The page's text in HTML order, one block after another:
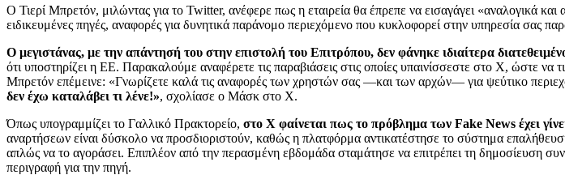
Ο Τιερί Μπρετόν, μιλώντας για το Twitter, ανέφερε πως η εταιρεία θα έπρεπε να εισαγάγει «αναλογικά
ειδικευμένες πηγές, αναφορές για δυνητικά παράνομο περιεχόμενο που κυκλοφορεί στην υπηρεσία σας
Ο μεγιστάνας, με την απάντησή του στην επιστολή του Επιτρόπου, δεν φάνηκε ιδιαίτερα
ότι υποστηρίζει η ΕΕ. Παρακαλούμε αναφέρετε τις παραβιάσεις στις οποίες υπαινίσσεστε στο X, ώστε
Μπρετόν επέμεινε: «Γνωρίζετε καλά τις αναφορές των χρηστών σας —και των αρχών— για ψεύτικο
δεν έχω καταλάβει τι λένε!», σχολίασε ο Μάσκ στο X.
Όπως υπογραμμίζει το Γαλλικό Πρακτορείο, στο Χ φαίνεται πως το πρόβλημα των Fake News έχει
αναρτήσεων είναι δύσκολο να προσδιοριστούν, καθώς η πλατφόρμα αντικατέστησε το σύστημα
απλώς να το αγοράσει. Επιπλέον από την περασμένη εβδομάδα σταμάτησε να επιτρέπει τη δημοσίευση
περιγραφή για την πηγή.